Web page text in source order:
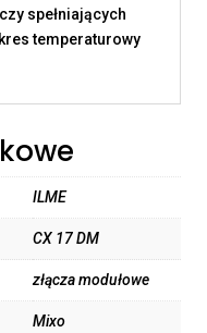
spełniających
temperaturowy
ILME
CX 17 DM
złącza modułowe
Mixo